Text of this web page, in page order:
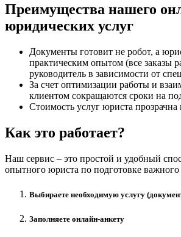
Преимущества нашего
юридических услуг
Документы готовит не робот, а
практическим опытом (все заказы
руководитель в зависимости от
За счет оптимизации работы и
клиентом сокращаются сроки на
Стоимость услуг юриста
Как это работает?
Наш сервис – это простой и удобный
опытного юриста по подготовке важного
Выбираете необходимую услугу
Заполняете онлайн-анкету